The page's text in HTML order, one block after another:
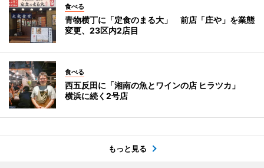
食べる
青物横丁に「定食のまる大」 前店「庄や」を業態
変更、23区内2店目
食べる
西五反田に「湘南の魚とワインの店 ヒラツカ」
横浜に続く2号店
もっと見る